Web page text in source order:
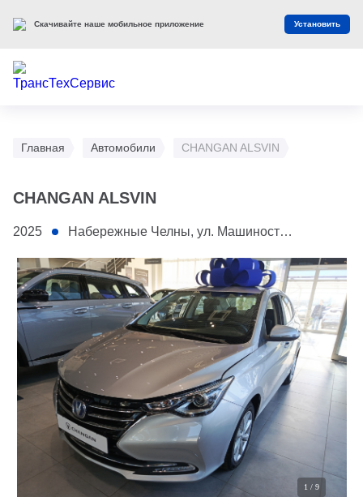
Главная Автомобили CHANGAN ALSVIN
CHANGAN ALSVIN
2025 Набережные Челны, ул. Машиностроительная, 1/2
1 / 9
Скачивайте наше мобильное приложение Установить